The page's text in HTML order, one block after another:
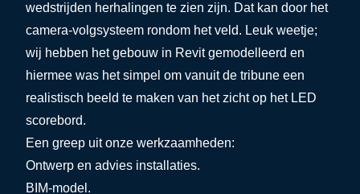
wedstrijden herhalingen te zien zijn. Dat kan door het
camera-volgsysteem rondom het veld. Leuk weetje;
wij hebben het gebouw in Revit gemodelleerd en
hiermee was het simpel om vanuit de tribune een
realistisch beeld te maken van het zicht op het LED
scorebord.
Een greep uit onze werkzaamheden:
Ontwerp en advies installaties.
BIM-model.